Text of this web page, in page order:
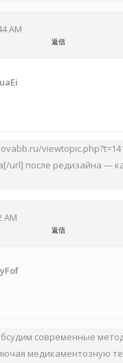
AM
返信
url] после редизайна —
AM
返信
современные
медикаментозную